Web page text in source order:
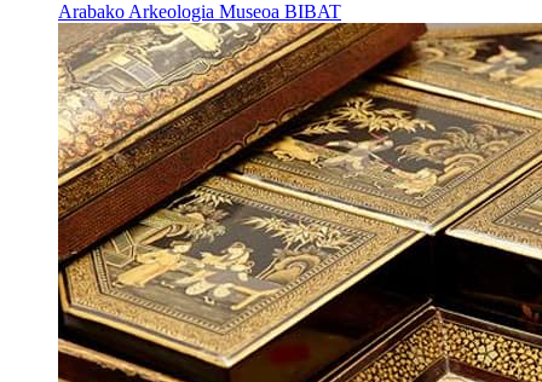
Arabako Arkeologia Museoa BIBAT